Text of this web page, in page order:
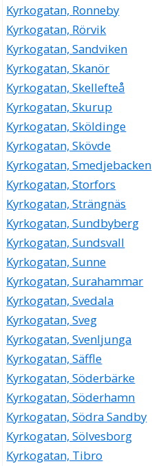
Kyrkogatan, Ronneby
Kyrkogatan, Rörvik
Kyrkogatan, Sandviken
Kyrkogatan, Skanör
Kyrkogatan, Skellefteå
Kyrkogatan, Skurup
Kyrkogatan, Sköldinge
Kyrkogatan, Skövde
Kyrkogatan, Smedjebacken
Kyrkogatan, Storfors
Kyrkogatan, Strängnäs
Kyrkogatan, Sundbyberg
Kyrkogatan, Sundsvall
Kyrkogatan, Sunne
Kyrkogatan, Surahammar
Kyrkogatan, Svedala
Kyrkogatan, Sveg
Kyrkogatan, Svenljunga
Kyrkogatan, Säffle
Kyrkogatan, Söderbärke
Kyrkogatan, Söderhamn
Kyrkogatan, Södra Sandby
Kyrkogatan, Sölvesborg
Kyrkogatan, Tibro